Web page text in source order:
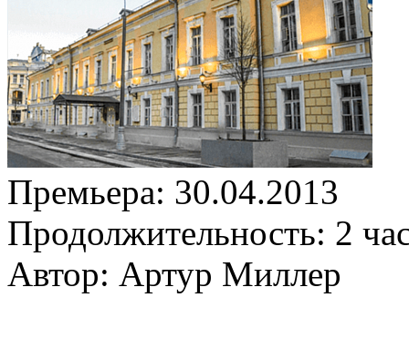
Премьера: 30.04.2013
Продолжительность: 2
Автор: Артур Миллер